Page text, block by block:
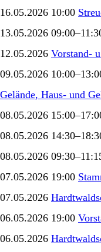
16.05.2026 10:00
13.05.2026
12.05.2026 Vorstand-
09.05.2026
Gelände, Haus- und
08.05.2026
08.05.2026
08.05.2026
07.05.2026 19:00
07.05.2026
06.05.2026 19:00
06.05.2026